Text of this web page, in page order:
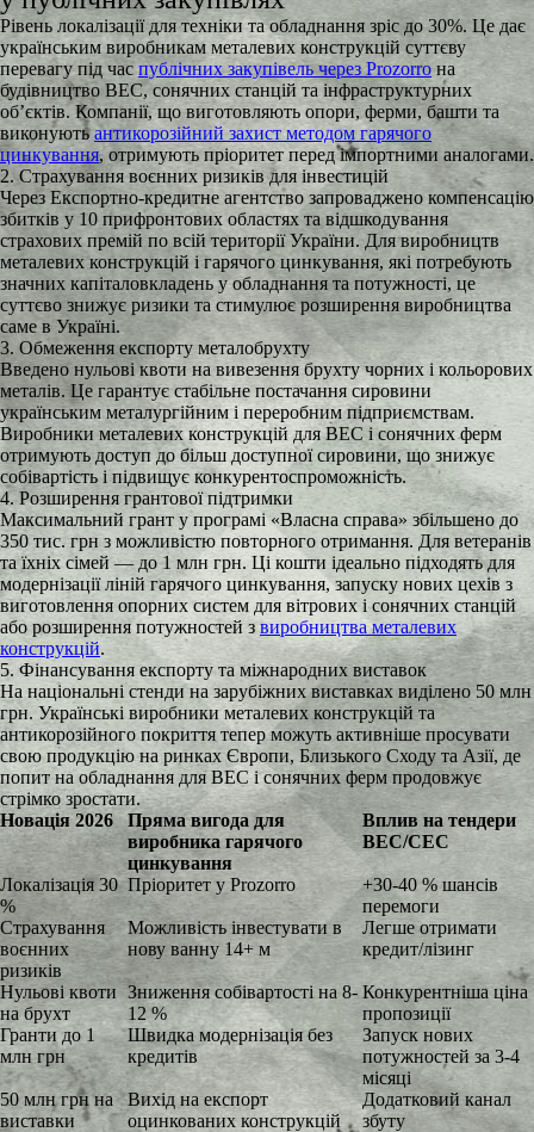
Рівень локалізації для техніки та обладнання зріс до 30%. Це дає
українським виробникам металевих конструкцій суттєву
перевагу під часпублічних закупівель через Prozorroна
будівництво ВЕС, сонячних станцій та інфраструктурних
об’єктів. Компанії, що виготовляють опори, ферми, башти та
виконуютьантикорозійний захист методом гарячого
цинкування, отримують пріоритет перед імпортними аналогами.
2. Страхування воєнних ризиків для інвестицій
Через Експортно-кредитне агентство запроваджено компенсацію
збитків у 10 прифронтових областях та відшкодування
страхових премій по всій території України. Для виробництв
металевих конструкцій і гарячого цинкування, які потребують
значних капіталовкладень у обладнання та потужності, це
суттєво знижує ризики та стимулює розширення виробництва
саме в Україні.
3. Обмеження експорту металобрухту
Введено нульові квоти на вивезення брухту чорних і кольорових
металів. Це гарантує стабільне постачання сировини
українським металургійним і переробним підприємствам.
Виробники металевих конструкцій для ВЕС і сонячних ферм
отримують доступ до більш доступної сировини, що знижує
собівартість і підвищує конкурентоспроможність.
4. Розширення грантової підтримки
Максимальний грант у програмі «Власна справа» збільшено до
350 тис. грн з можливістю повторного отримання. Для ветеранів
та їхніх сімей — до 1 млн грн. Ці кошти ідеально підходять для
модернізації ліній гарячого цинкування, запуску нових цехів з
виготовлення опорних систем для вітрових і сонячних станцій
або розширення потужностей з виробництва металевих
конструкцій.
5. Фінансування експорту та міжнародних виставок
На національні стенди на зарубіжних виставках виділено 50 млн
грн. Українські виробники металевих конструкцій та
антикорозійного покриття тепер можуть активніше просувати
свою продукцію на ринках Європи, Близького Сходу та Азії, де
попит на обладнання для ВЕС і сонячних ферм продовжує
стрімко зростати.
Новація 2026
Пряма вигода для
виробника гарячого
цинкування
Вплив на тендери
ВЕС/СЕС
Локалізація 30
%
Пріоритет у Prozorro
+30-40 % шансів
перемоги
Страхування
воєнних
ризиків
Можливість інвестувати в
нову ванну 14+ м
Легше отримати
кредит/лізинг
Нульові квоти
на брухт
Зниження собівартості на 8-
12 %
Конкурентніша ціна
пропозиції
Гранти до 1
млн грн
Швидка модернізація без
кредитів
Запуск нових
потужностей за 3-4
місяці
50 млн грн на
виставки
Вихід на експорт
оцинкованих конструкцій
Додатковий канал
збуту